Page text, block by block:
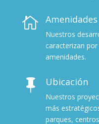

Nuestros
caracterizan
amenidades.
 Ubicación
Nuestros
más
parques,